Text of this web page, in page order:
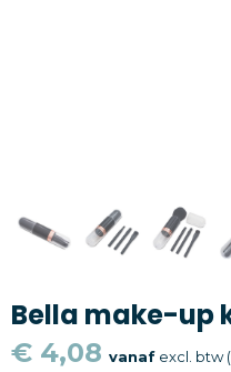
Kantoorartikelen
Textiel
Thema
Bella make-up
€ 4,08 vanafexcl. btw